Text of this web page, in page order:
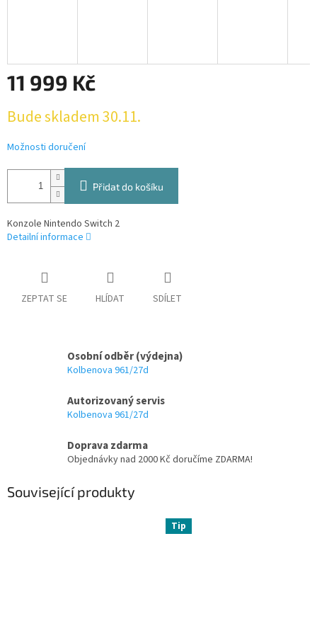
11 999 Kč
cena:
Bude skladem 30.11.
Možnosti doručení
Přidat do košíku
Konzole Nintendo Switch 2
Detailní informace
ZEPTAT SE HLÍDAT SDÍLET
Osobní odběr (výdejna)
Kolbenova 961/27d
Autorizovaný servis
Kolbenova 961/27d
Doprava zdarma
Objednávky nad 2000 Kč doručíme ZDARMA!
Související produkty
Tip